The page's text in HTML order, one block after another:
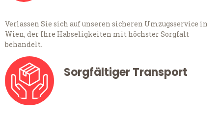
Verlassen Sie sich auf unseren sicheren Umzugsservice in
Wien, der Ihre Habseligkeiten mit höchster Sorgfalt
behandelt.
Sorgfältiger Transport